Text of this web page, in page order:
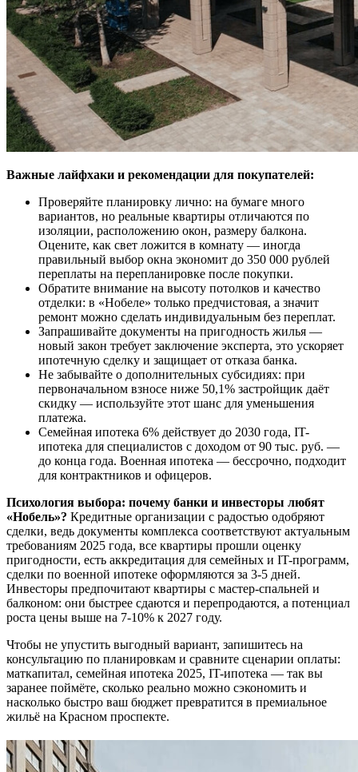
Важные лайфхаки и рекомендации для покупателей:
Проверяйте планировку лично: на бумаге много
вариантов, но реальные квартиры отличаются по
изоляции, расположению окон, размеру балкона.
Оцените, как свет ложится в комнату — иногда
правильный выбор окна экономит до 350 000 рублей
переплаты на перепланировке после покупки.
Обратите внимание на высоту потолков и качество
отделки: в «Нобеле» только предчистовая, а значит
ремонт можно сделать индивидуальным без переплат.
Запрашивайте документы на пригодность жилья —
новый закон требует заключение эксперта, это ускоряет
ипотечную сделку и защищает от отказа банка.
Не забывайте о дополнительных субсидиях: при
первоначальном взносе ниже 50,1% застройщик даёт
скидку — используйте этот шанс для уменьшения
платежа.
Семейная ипотека 6% действует до 2030 года, IT-
ипотека для специалистов с доходом от 90 тыс. руб. —
до конца года. Военная ипотека — бессрочно, подходит
для контрактников и офицеров.
Психология выбора: почему банки и инвесторы любят
«Нобель»? Кредитные организации с радостью одобряют
сделки, ведь документы комплекса соответствуют актуальным
требованиям 2025 года, все квартиры прошли оценку
пригодности, есть аккредитация для семейных и IT-программ,
сделки по военной ипотеке оформляются за 3-5 дней.
Инвесторы предпочитают квартиры с мастер-спальней и
балконом: они быстрее сдаются и перепродаются, а потенциал
роста цены выше на 7-10% к 2027 году.
Чтобы не упустить выгодный вариант, запишитесь на
консультацию по планировкам и сравните сценарии оплаты:
маткапитал, семейная ипотека 2025, IT-ипотека — так вы
заранее поймёте, сколько реально можно сэкономить и
насколько быстро ваш бюджет превратится в премиальное
жильё на Красном проспекте.